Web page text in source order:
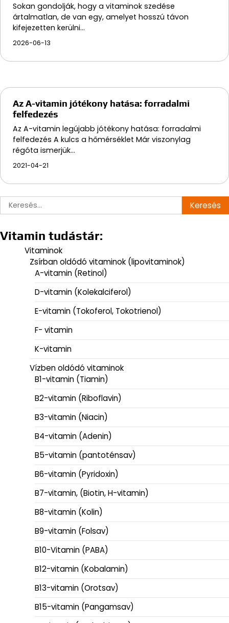
Sokan gondolják, hogy a vitaminok szedése
ártalmatlan, de van egy, amelyet hosszú távon
kifejezetten kerülni…
2026-06-13
Az A-vitamin jótékony hatása: forradalmi
felfedezés
Az A-vitamin legújabb jótékony hatása: forradalmi
felfedezés A kulcs a hőmérséklet Már viszonylag
régóta ismerjük…
2021-04-21
Keresés:
Vitamin tudástár:
Vitaminok
Zsírban oldódó vitaminok (lipovitaminok)
A-vitamin (Retinol)
D-vitamin (Kolekalciferol)
E-vitamin (Tokoferol, Tokotrienol)
F- vitamin
K-vitamin
Vízben oldódó vitaminok
B1-vitamin (Tiamin)
B2-vitamin (Riboflavin)
B3-vitamin (Niacin)
B4-vitamin (Adenin)
B5-vitamin (pantoténsav)
B6-vitamin (Pyridoxin)
B7-vitamin, (Biotin, H-vitamin)
B8-vitamin (Kolin)
B9-vitamin (Folsav)
B10-Vitamin (PABA)
B12-vitamin (Kobalamin)
B13-vitamin (Orotsav)
B15-vitamin (Pangamsav)